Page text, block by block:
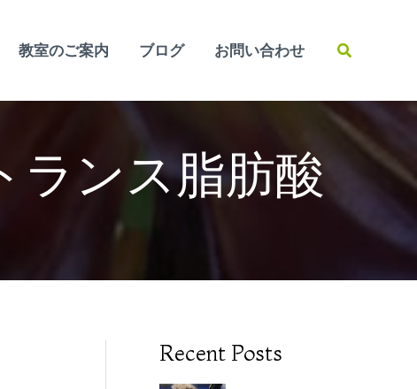
教室のご案内 ブログ お問い合わせ
検
ンス脂肪酸
Recent Posts